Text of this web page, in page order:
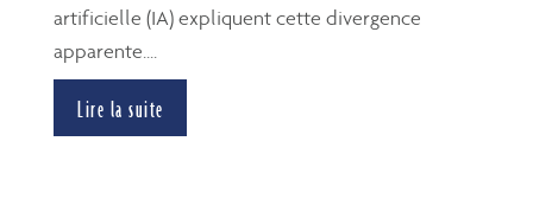
artificielle (IA) expliquent cette divergence
apparente....
Lire la suite